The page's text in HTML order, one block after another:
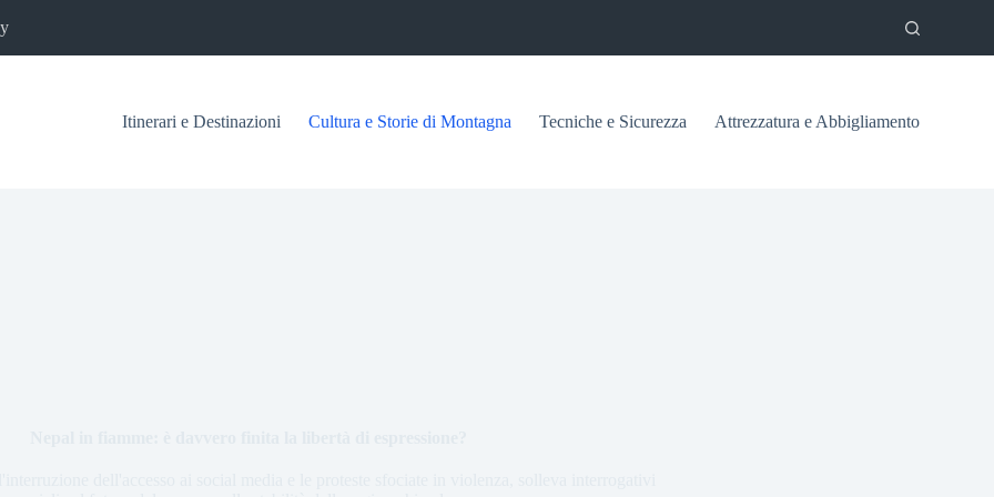
Itinerari e Destinazioni Cultura e Storie di Montagna Tecniche e Sicurezza Attrezzatura e Abbigliamento